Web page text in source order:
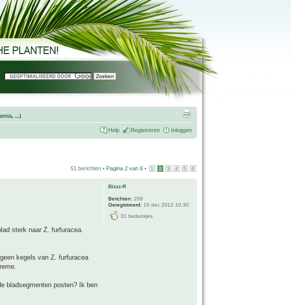
...)
Help Registreren Inloggen
51 berichten • Pagina 2 van 6 • 1 2 3 4 5 6
sterk naar Z. furfuracea.
kegels van Z. furfuracea
bladsegmenten posten? Ik ben
Bizzz-R
Berichten: 209
Geregistreerd: 10 dec 2012 10:30
31 bedankjes